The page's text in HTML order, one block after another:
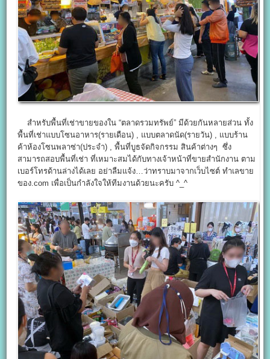
สำหรับพื้นที่เช่าขายของใน “ตลาดรวมทรัพย์” มีด้วยกันหลายส่วน ทั้ง
พื้นที่เช่าแบบโซนอาหาร(รายเดือน) , แบบตลาดนัด(รายวัน) , แบบร้าน
ค้าห้องโซนพลาซ่า(ประจำ) , พื้นที่บูธจัดกิจกรรม สินค้าต่างๆ ซึ่ง
สามารถสอบพื้นที่เช่า ที่เหมาะสมได้กับทางเจ้าหน้าที่ขายสำนักงาน ตาม
เบอร์โทรด้านล่างได้เลย อย่าลืมแจ้ง…ว่าทราบมาจากเว็บไซต์ ทำเลขาย
ของ.com เพื่อเป็นกำลังใจให้ทีมงานด้วยนะครับ ^_^